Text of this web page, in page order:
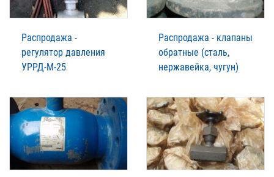
Распродажа -
регулятор давления
УРРД-М-25
Распродажа - клапаны
обратные (сталь,
нержавейка, чугун)